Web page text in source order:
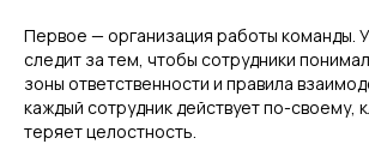
Первое — организация работы команды.
следит за тем, чтобы сотрудники
зоны ответственности и правила
каждый сотрудник действует по-своему,
теряет целостность.